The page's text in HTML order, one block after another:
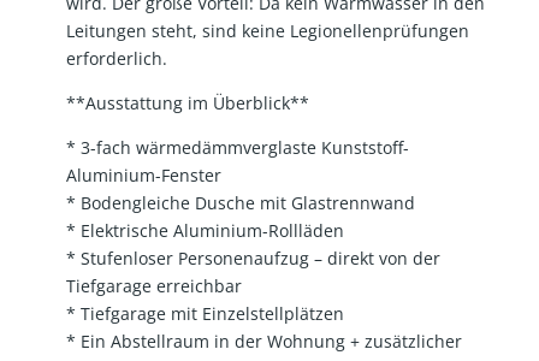
Leitungen steht, sind keine Legionellenprüfungen
erforderlich.
**Ausstattung im Überblick**
* 3-fach wärmedämmverglaste Kunststoff-
Aluminium-Fenster
* Bodengleiche Dusche mit Glastrennwand
* Elektrische Aluminium-Rollläden
* Stufenloser Personenaufzug – direkt von der
Tiefgarage erreichbar
* Tiefgarage mit Einzelstellplätzen
* Ein Abstellraum in der Wohnung + zusätzlicher